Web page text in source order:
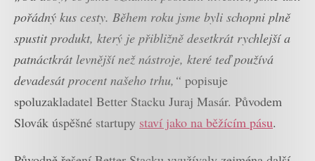
pořádný kus cesty. Během roku jsme byli schopni plně
spustit produkt, který je přibližně desetkrát rychlejší a
patnáctkrát levnější než nástroje, které teď používá
devadesát procent našeho trhu,“ popisuje
spoluzakladatel Better Stacku Juraj Masár. Původem
Slovák úspěšné startupy staví jako na běžícím pásu.